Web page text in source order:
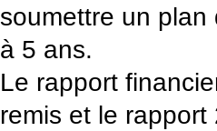
soumettre un
à 5 ans.
Le rapport
remis et le